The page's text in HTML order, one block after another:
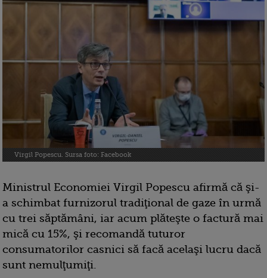
Virgil Popescu. Sursa foto: Facebook
Ministrul Economiei Virgil Popescu afirmă că şi-
a schimbat furnizorul tradiţional de gaze în urmă
cu trei săptămâni, iar acum plăteşte o factură mai
mică cu 15%, şi recomandă tuturor
consumatorilor casnici să facă acelaşi lucru dacă
sunt nemulţumiţi.